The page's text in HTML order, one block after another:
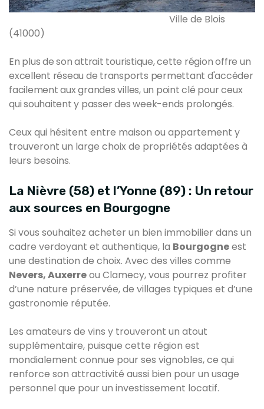
Ville de Blois
(41000)
En plus de son attrait touristique, cette région offre un
excellent réseau de transports permettant d'accéder
facilement aux grandes villes, un point clé pour ceux
qui souhaitent y passer des week-ends prolongés.
Ceux qui hésitent entre maison ou appartement y
trouveront un large choix de propriétés adaptées à
leurs besoins.
La Nièvre (58) et l’Yonne (89) : Un retour
aux sources en Bourgogne
Si vous souhaitez acheter un bien immobilier dans un
cadre verdoyant et authentique, la Bourgogneest
une destination de choix. Avec des villes comme
Nevers, Auxerreou Clamecy, vous pourrez profiter
d’une nature préservée, de villages typiques et d’une
gastronomie réputée.
Les amateurs de vins y trouveront un atout
supplémentaire, puisque cette région est
mondialement connue pour ses vignobles, ce qui
renforce son attractivité aussi bien pour un usage
personnel que pour un investissement locatif.